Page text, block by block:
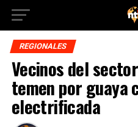
REGIONALES
Vecinos del
temen por guaya
electrificada